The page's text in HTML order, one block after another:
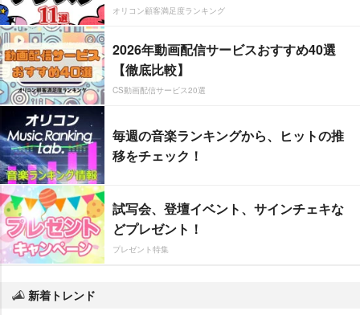
オリコン顧客満足度ランキング
2026年動画配信サービスおすすめ40選
【徹底比較】
CS動画配信サービス20選
毎週の音楽ランキングから、ヒットの推
移をチェック！
試写会、登壇イベント、サインチェキな
どプレゼント！
プレゼント特集
新着トレンド